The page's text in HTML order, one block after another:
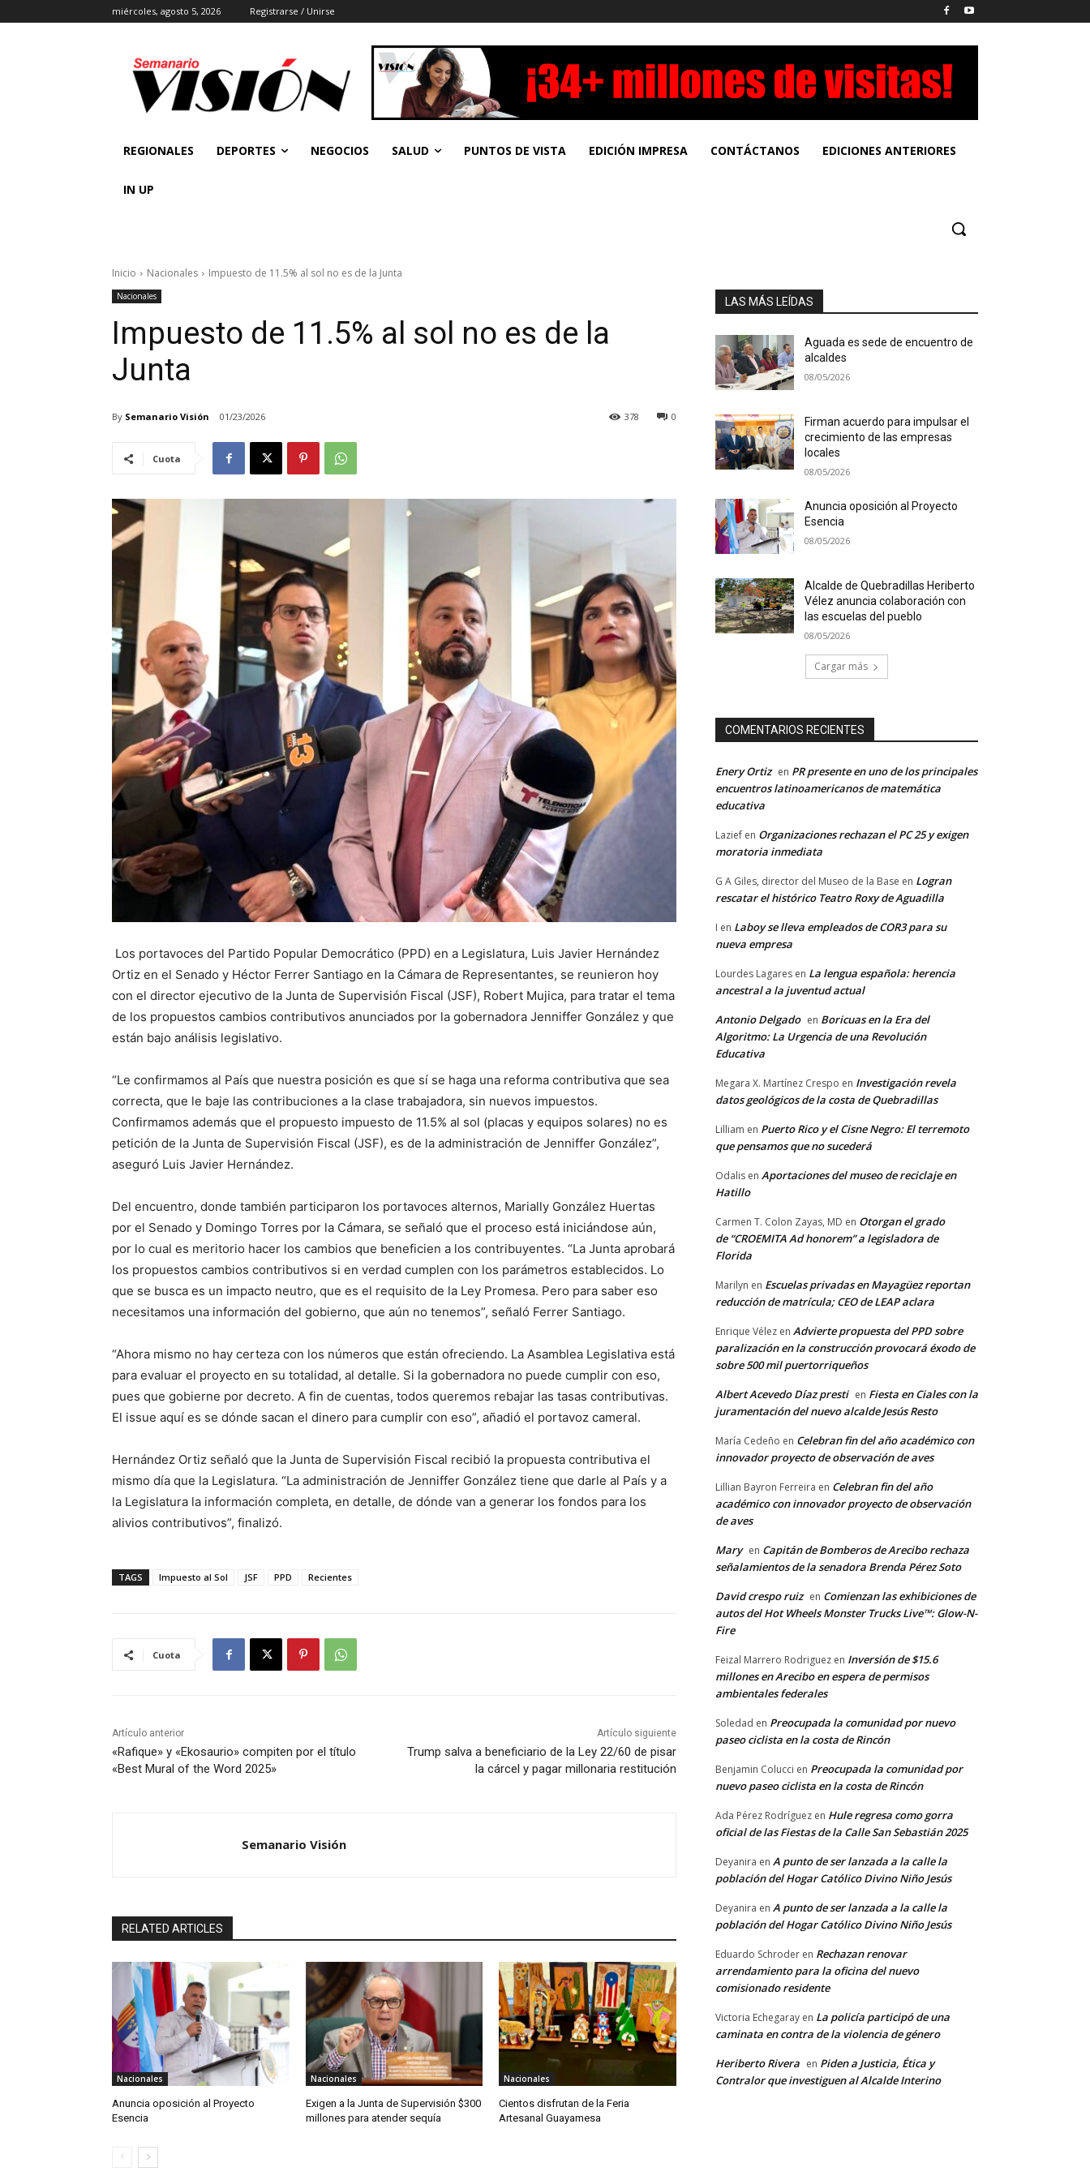
miércoles, agosto 5, 2026 Registrarse / Unirse
REGIONALES DEPORTES NEGOCIOS SALUD PUNTOS DE VISTA EDICIÓN IMPRESA CONTÁCTANOS EDICIONES ANTERIORES
IN UP
Inicio Nacionales Impuesto de 11.5% al sol no es de la Junta
Nacionales
Impuesto de 11.5% al sol no es de la
Junta
By Semanario Visión 01/23/2026 0
378
Cuota
Los portavoces del Partido Popular Democrático (PPD) en a Legislatura, Luis Javier Hernández
Ortiz en el Senado y Héctor Ferrer Santiago en la Cámara de Representantes, se reunieron hoy
con el director ejecutivo de la Junta de Supervisión Fiscal (JSF), Robert Mujica, para tratar el tema
de los propuestos cambios contributivos anunciados por la gobernadora Jenniffer González y que
están bajo análisis legislativo.
“Le confirmamos al País que nuestra posición es que sí se haga una reforma contributiva que sea
correcta, que le baje las contribuciones a la clase trabajadora, sin nuevos impuestos.
Confirmamos además que el propuesto impuesto de 11.5% al sol (placas y equipos solares) no es
petición de la Junta de Supervisión Fiscal (JSF), es de la administración de Jenniffer González”,
aseguró Luis Javier Hernández.
Del encuentro, donde también participaron los portavoces alternos, Marially González Huertas
por el Senado y Domingo Torres por la Cámara, se señaló que el proceso está iniciándose aún,
por lo cual es meritorio hacer los cambios que beneficien a los contribuyentes. “La Junta aprobará
los propuestos cambios contributivos si en verdad cumplen con los parámetros establecidos. Lo
que se busca es un impacto neutro, que es el requisito de la Ley Promesa. Pero para saber eso
necesitamos una información del gobierno, que aún no tenemos”, señaló Ferrer Santiago.
“Ahora mismo no hay certeza con los números que están ofreciendo. La Asamblea Legislativa está
para evaluar el proyecto en su totalidad, al detalle. Si la gobernadora no puede cumplir con eso,
pues que gobierne por decreto. A fin de cuentas, todos queremos rebajar las tasas contributivas.
El issue aquí es se dónde sacan el dinero para cumplir con eso”, añadió el portavoz cameral.
Hernández Ortiz señaló que la Junta de Supervisión Fiscal recibió la propuesta contributiva el
mismo día que la Legislatura. “La administración de Jenniffer González tiene que darle al País y a
la Legislatura la información completa, en detalle, de dónde van a generar los fondos para los
alivios contributivos”, finalizó.
TAGS Impuesto al Sol JSF PPD Recientes
Cuota
Artículo anterior
«Rafique» y «Ekosaurio» compiten por el título
«Best Mural of the Word 2025»
Artículo siguiente
Trump salva a beneficiario de la Ley 22/60 de pisar
la cárcel y pagar millonaria restitución
Semanario Visión
RELATED ARTICLES
Nacionales
Anuncia oposición al Proyecto
Esencia
Nacionales
Exigen a la Junta de Supervisión $300
millones para atender sequía
Nacionales
Cientos disfrutan de la Feria
Artesanal Guayamesa
LAS MÁS LEÍDAS
Aguada es sede de encuentro de
alcaldes
08/05/2026
Firman acuerdo para impulsar el
crecimiento de las empresas
locales
08/05/2026
Anuncia oposición al Proyecto
Esencia
08/05/2026
Alcalde de Quebradillas Heriberto
Vélez anuncia colaboración con
las escuelas del pueblo
08/05/2026
Cargar más
COMENTARIOS RECIENTES
Enery Ortiz en PR presente en uno de los principales
encuentros latinoamericanos de matemática
educativa
Lazief en Organizaciones rechazan el PC 25 y exigen
moratoria inmediata
G A Giles, director del Museo de la Base en Logran
rescatar el histórico Teatro Roxy de Aguadilla
I en Laboy se lleva empleados de COR3 para su
nueva empresa
Lourdes Lagares en La lengua española: herencia
ancestral a la juventud actual
Antonio Delgado en Boricuas en la Era del
Algoritmo: La Urgencia de una Revolución
Educativa
Megara X. Martínez Crespo en Investigación revela
datos geológicos de la costa de Quebradillas
Lilliam en Puerto Rico y el Cisne Negro: El terremoto
que pensamos que no sucederá
Odalis en Aportaciones del museo de reciclaje en
Hatillo
Carmen T. Colon Zayas, MD en Otorgan el grado
de “CROEMITA Ad honorem” a legisladora de
Florida
Marilyn en Escuelas privadas en Mayagüez reportan
reducción de matrícula; CEO de LEAP aclara
Enrique Vélez en Advierte propuesta del PPD sobre
paralización en la construcción provocará éxodo de
sobre 500 mil puertorriqueños
Albert Acevedo Díaz presti en Fiesta en Ciales con la
juramentación del nuevo alcalde Jesús Resto
María Cedeño en Celebran fin del año académico con
innovador proyecto de observación de aves
Lillian Bayron Ferreira en Celebran fin del año
académico con innovador proyecto de observación
de aves
Mary en Capitán de Bomberos de Arecibo rechaza
señalamientos de la senadora Brenda Pérez Soto
David crespo ruiz en Comienzan las exhibiciones de
autos del Hot Wheels Monster Trucks Live™: Glow-N-
Fire
Feizal Marrero Rodriguez en Inversión de $15.6
millones en Arecibo en espera de permisos
ambientales federales
Soledad en Preocupada la comunidad por nuevo
paseo ciclista en la costa de Rincón
Benjamin Colucci en Preocupada la comunidad por
nuevo paseo ciclista en la costa de Rincón
Ada Pérez Rodríguez en Hule regresa como gorra
oficial de las Fiestas de la Calle San Sebastián 2025
Deyanira en A punto de ser lanzada a la calle la
población del Hogar Católico Divino Niño Jesús
Deyanira en A punto de ser lanzada a la calle la
población del Hogar Católico Divino Niño Jesús
Eduardo Schroder en Rechazan renovar
arrendamiento para la oficina del nuevo
comisionado residente
Victoria Echegaray en La policía participó de una
caminata en contra de la violencia de género
Heriberto Rivera en Piden a Justicia, Ética y
Contralor que investiguen al Alcalde Interino